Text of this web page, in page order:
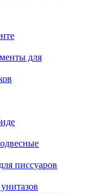
для
писсуаров